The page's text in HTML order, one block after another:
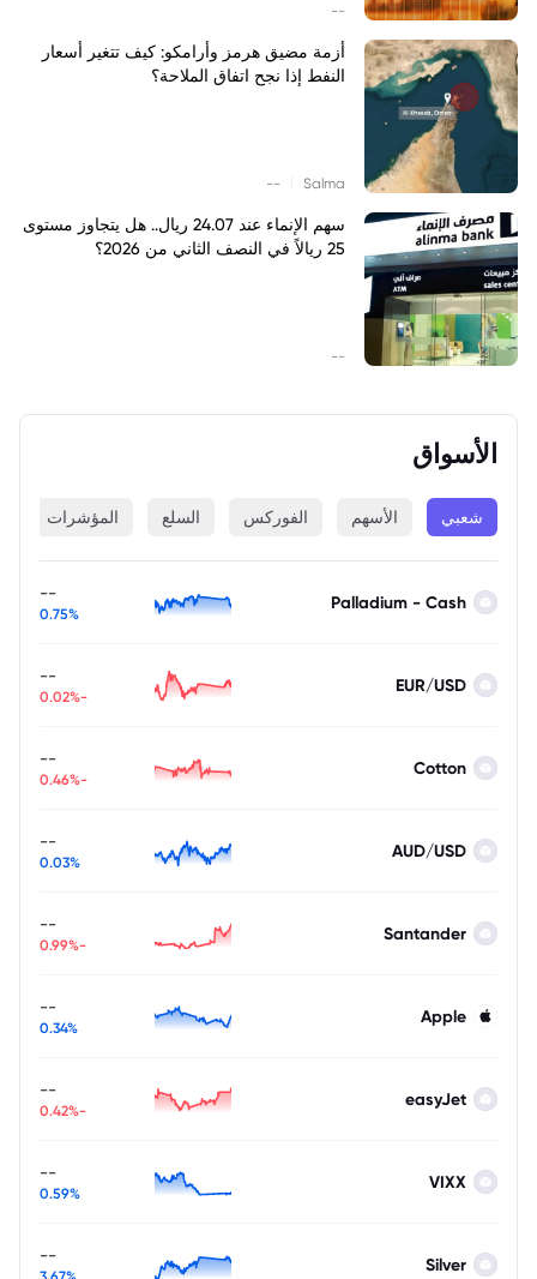
--
أزمة مضيق هرمز وأرامكو: كيف تتغير أسعار
النفط إذا نجح اتفاق الملاحة؟
Salma
--
سهم الإنماء عند 24.07 ريال.. هل يتجاوز مستوى
25 ريالاً في النصف الثاني من 2026؟
--
الأسواق
شعبي الأسهم الفوركس السلع المؤشرات
Palladium - Cash
--
0.75%
EUR/USD
--
-0.02%
Cotton
--
-0.46%
AUD/USD
--
0.03%
Santander
--
-0.99%
Apple
--
0.34%
easyJet
--
-0.42%
VIXX
--
0.59%
Silver
--